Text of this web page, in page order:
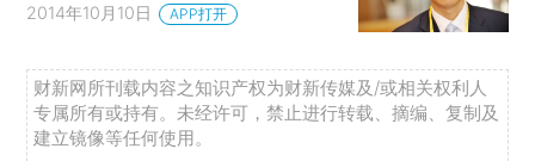
2014年10月10日 APP打开
财新网所刊载内容之知识产权为财新传媒及/或相关权利人
专属所有或持有。未经许可，禁止进行转载、摘编、复制及
建立镜像等任何使用。